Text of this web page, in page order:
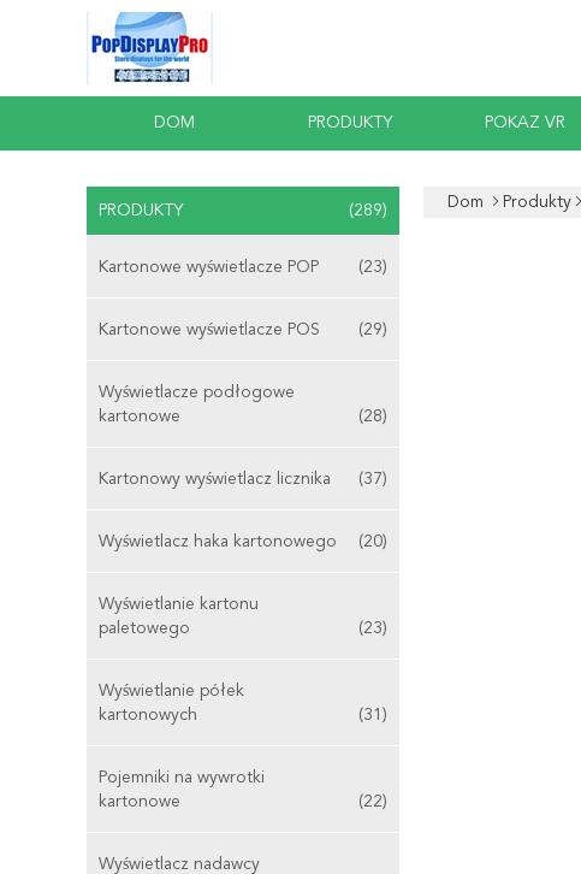
DOM PRODUKTY POKAZ VR
PRODUKTY (289)
Kartonowe wyświetlacze POP (23)
Kartonowe wyświetlacze POS (29)
Wyświetlacze podłogowe
kartonowe
(28)
Kartonowy wyświetlacz licznika (37)
Wyświetlacz haka kartonowego (20)
Wyświetlanie kartonu
paletowego
(23)
Wyświetlanie półek
kartonowych
(31)
Pojemniki na wywrotki
kartonowe
(22)
Wyświetlacz nadawcy
Dom Produkty